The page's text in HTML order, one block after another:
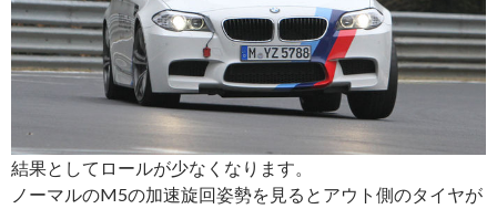
結果としてロールが少なくなります。
ノーマルのM5の加速旋回姿勢を見るとアウト側のタイヤが